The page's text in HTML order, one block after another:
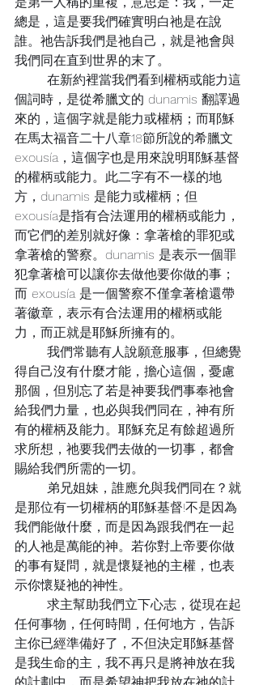
總是，這是要我們確實明白祂是在說
誰。祂告訴我們是祂自己，就是祂會與
我們同在直到世界的末了。
個詞時，是從希臘文的 dunamis 翻譯過
來的，這個字就是能力或權柄；而耶穌
在馬太福音二十八章18節所說的希臘文
exousía，這個字也是用來說明耶穌基督
的權柄或能力。此二字有不一樣的地
方，dunamis 是能力或權柄；但
exousía是指有合法運用的權柄或能力，
而它們的差別就好像：拿著槍的罪犯或
拿著槍的警察。dunamis 是表示一個罪
犯拿著槍可以讓你去做他要你做的事；
而 exousía 是一個警察不僅拿著槍還帶
著徽章，表示有合法運用的權柄或能
力，而正就是耶穌所擁有的。
得自己沒有什麼才能，擔心這個，憂慮
那個，但別忘了若是神要我們事奉祂會
給我們力量，也必與我們同在，神有所
有的權柄及能力。耶穌充足有餘超過所
求所想，祂要我們去做的一切事，都會
賜給我們所需的一切。
是那位有一切權柄的耶穌基督!不是因為
我們能做什麼，而是因為跟我們在一起
的人祂是萬能的神。若你對上帝要你做
的事有疑問，就是懷疑祂的主權，也表
示你懷疑祂的神性。
任何事物，任何時間，任何地方，告訴
主你已經準備好了，不但決定耶穌基督
是我生命的主，我不再只是將神放在我